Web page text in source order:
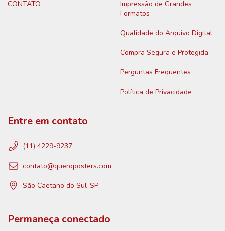
CONTATO
Impressão de Grandes
Formatos
Qualidade do Arquivo Digital
Compra Segura e Protegida
Perguntas Frequentes
Política de Privacidade
Entre em contato
(11) 4229-9237
contato@queroposters.com
São Caetano do Sul-SP
Permaneça conectado